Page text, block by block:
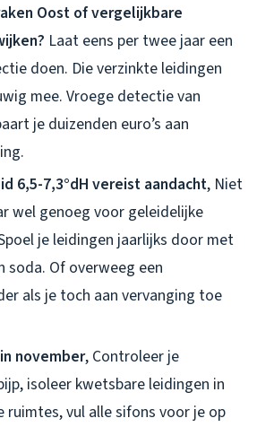
Oost of vergelijkbare
Laat eens per twee jaar een
doen. Die verzinkte leidingen
mee. Vroege detectie van
je duizenden euro’s aan
6,5-7,3°dH vereist aandacht, Niet
wel genoeg voor geleidelijke
je leidingen jaarlijks door met
soda. Of overweeg een
als je toch aan vervanging toe
november, Controleer je
isoleer kwetsbare leidingen in
ruimtes, vul alle sifons voor je op